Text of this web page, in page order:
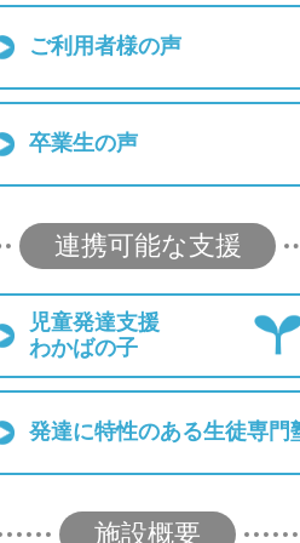
ご利用者様の声
卒業生の声
連携可能な支援
児童発達支援
わかばの子
発達に特性のある生徒専門
施設概要